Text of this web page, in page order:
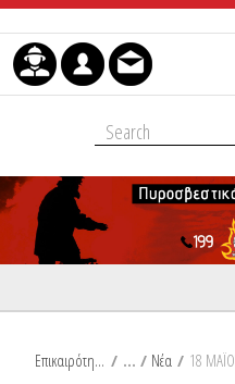
Μετάβαση στο περιεχόμενο
Επικαιρότητα / Νέα /